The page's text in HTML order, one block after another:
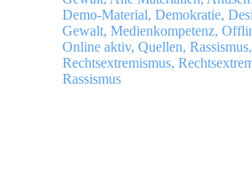
eine
Demo
an?
Leitfaden
Demo-Material, Demokratie,
Gewalt, Medienkompetenz,
Online aktiv, Quellen, Rassismus,
Rechtsextremismus,
Rassismus